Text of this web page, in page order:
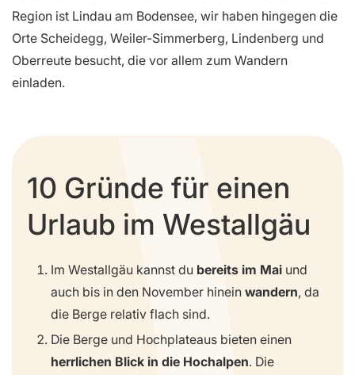
Region ist Lindau am Bodensee, wir haben hingegen die
Orte Scheidegg, Weiler-Simmerberg, Lindenberg und
Oberreute besucht, die vor allem zum Wandern
einladen.
10 Gründe für einen
Urlaub im Westallgäu
Im Westallgäu kannst du bereits im Mai und
auch bis in den November hinein wandern, da
die Berge relativ flach sind.
Die Berge und Hochplateaus bieten einen
herrlichen Blick in die Hochalpen. Die